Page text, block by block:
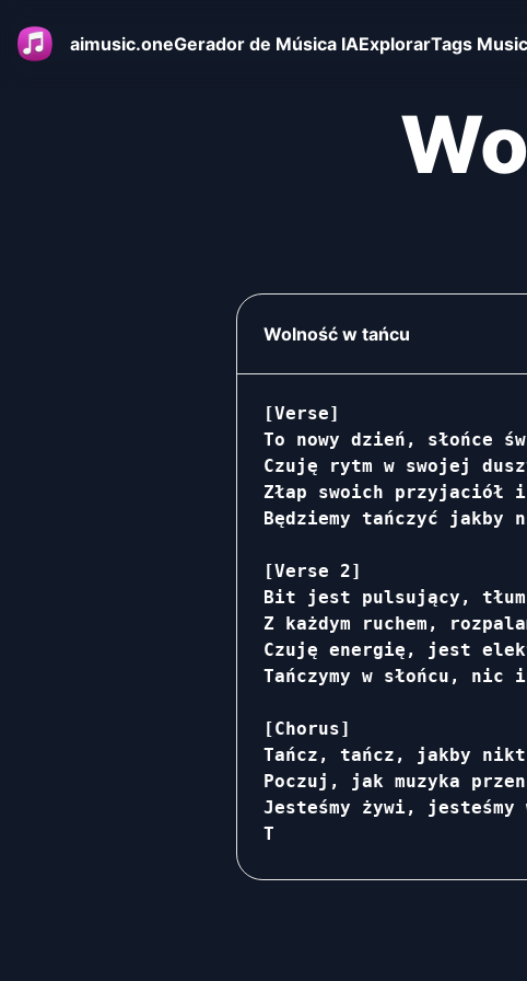
aimusic.oneGerador de Música IAExplorarTags
Wolność w tańcu
[Verse]
To nowy dzień, słońce
Czuję rytm w swojej
Złap swoich przyjaciół
Będziemy tańczyć
[Verse 2]
Bit jest pulsujący,
Z każdym ruchem,
Czuję energię, jest
Tańczymy w słońcu, nic
[Chorus]
Tańcz, tańcz, jakby
Poczuj, jak muzyka
Jesteśmy żywi,
T